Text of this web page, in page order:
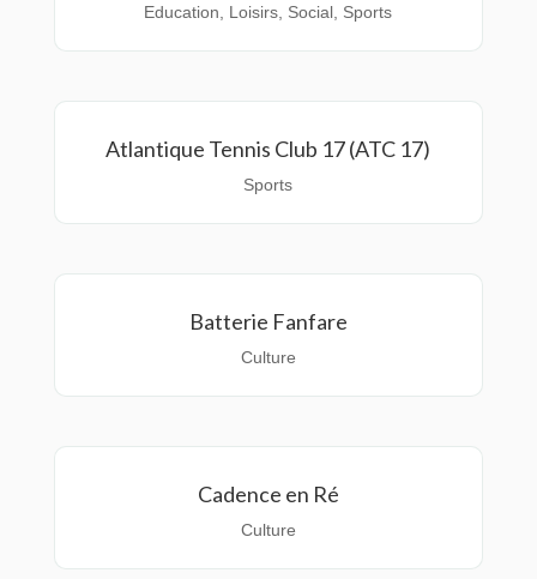
Education Loisirs Social Sports
Atlantique Tennis Club 17 (ATC 17)
Sports
Batterie Fanfare
Culture
Cadence en Ré
Culture